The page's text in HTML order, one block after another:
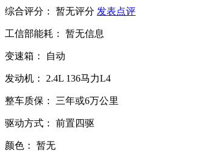
综合评分： 暂无评分 发表点评
工信部能耗： 暂无信息
变速箱： 自动
发动机： 2.4L 136马力L4
整车质保： 三年或6万公里
驱动方式： 前置四驱
颜色： 暂无